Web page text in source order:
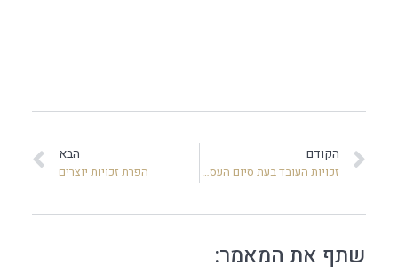
הקודם
זכויות העובד בעת סיום העסקה
הבא
הפרת זכויות יוצרים
שתף את המאמר: